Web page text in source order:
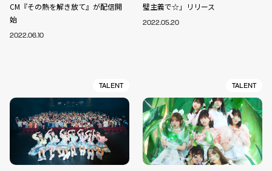
CM『その熱を解き放て』が配信開
始
2022.06.10
璧主義で☆」リリース
2022.05.20
TALENT TALENT